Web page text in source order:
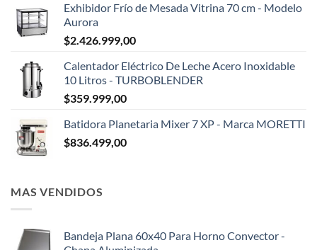
Exhibidor Frío de Mesada Vitrina 70 cm - Modelo
Aurora
$2.426.999,00
Calentador Eléctrico De Leche Acero Inoxidable
10 Litros - TURBOBLENDER
$359.999,00
Batidora Planetaria Mixer 7 XP - Marca MORETTI
$836.499,00
MAS VENDIDOS
Bandeja Plana 60x40 Para Horno Convector -